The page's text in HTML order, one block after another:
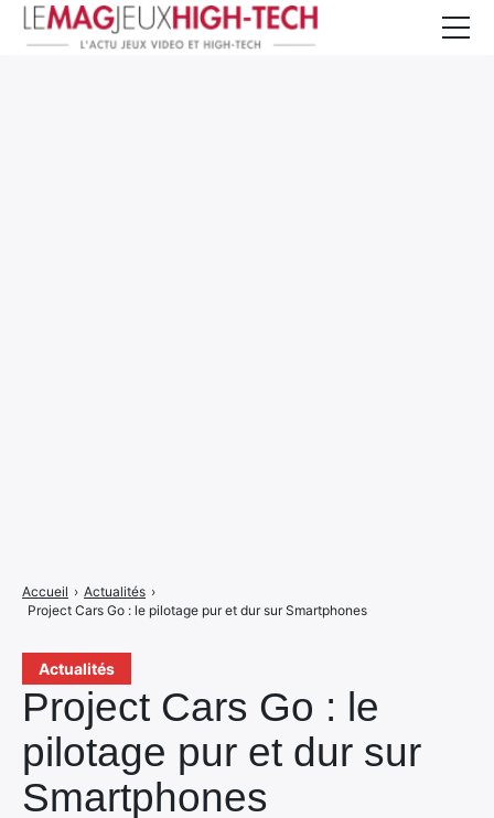
Actualités
Project Cars Go : le
pilotage pur et dur sur
Smartphones
Accueil › Actualités ›
Project Cars Go : le pilotage pur et dur sur Smartphones